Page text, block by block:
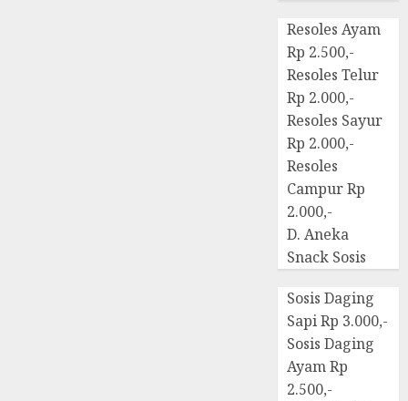
Resoles Ayam
Rp 2.500,-
Resoles Telur
Rp 2.000,-
Resoles Sayur
Rp 2.000,-
Resoles
Campur Rp
2.000,-
D. Aneka
Snack Sosis
Sosis Daging
Sapi Rp 3.000,-
Sosis Daging
Ayam Rp
2.500,-